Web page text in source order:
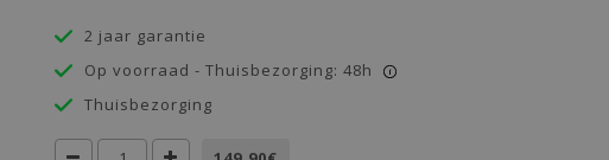
2 jaar garantie
Op voorraad - Thuisbezorging: 48h
i
Thuisbezorging